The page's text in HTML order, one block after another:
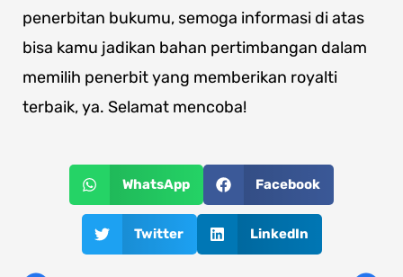
penerbitan bukumu, semoga informasi di atas
bisa kamu jadikan bahan pertimbangan dalam
memilih penerbit yang memberikan royalti
terbaik, ya. Selamat mencoba!
WhatsApp Facebook
Twitter LinkedIn